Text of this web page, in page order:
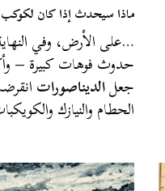
ماذا سيحدث إذا كان
…على الأرض، وفي
حدوث فوهات كبيرة –
جعلالديناصورات
الحطام والنيازك